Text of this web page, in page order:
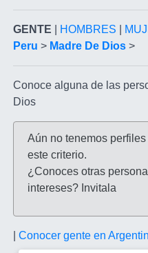
GENTE HOMBRES
Peru > Madre De Dios >
Conoce alguna de las
Dios
Aún no tenemos
este criterio.
¿Conoces otras
intereses? Invitala
Conocer gente en